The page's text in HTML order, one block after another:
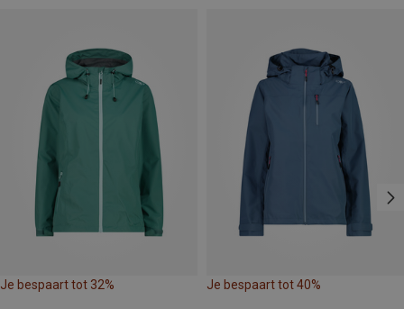
Je bespaart tot 32% Je bespaart tot 40%